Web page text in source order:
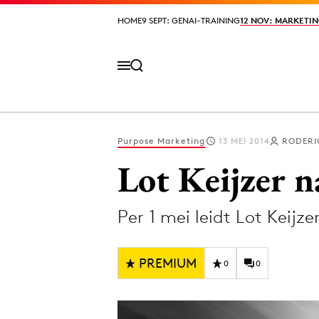
HOME9 SEPT: GENAI-TRAINING12 NOV:
HOME9 SEPT: GENAI-TRAINING12 NOV:
Design
Digital
Diversiteit
Purpose Marketing 13 MEI 2014
Lot Keijzer
Per 1 mei leidt Lot
PREMIUM 0 0